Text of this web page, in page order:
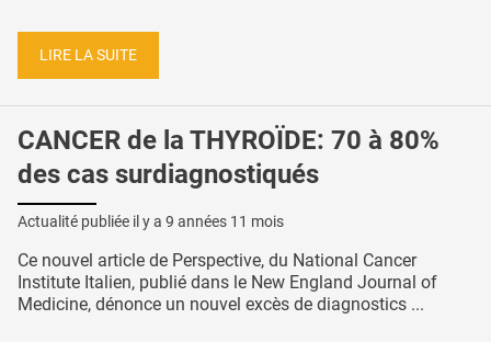
LIRE LA SUITE
CANCER de la THYROÏDE: 70 à 80%
des cas surdiagnostiqués
Actualité publiée il y a 9 années 11 mois
Ce nouvel article de Perspective, du National Cancer
Institute Italien, publié dans le New England Journal of
Medicine, dénonce un nouvel excès de diagnostics ...